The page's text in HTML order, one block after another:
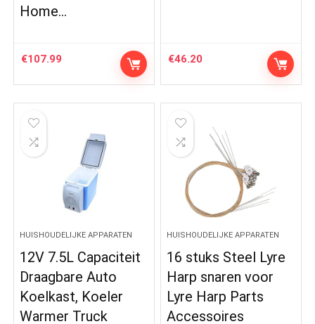
Home…
€107.99 €46.20
HUISHOUDELIJKE APPARATEN
12V 7.5L Capaciteit
Draagbare Auto
Koelkast, Koeler
Warmer Truck
HUISHOUDELIJKE APPARATEN
16 stuks Steel Lyre
Harp snaren voor
Lyre Harp Parts
Accessoires